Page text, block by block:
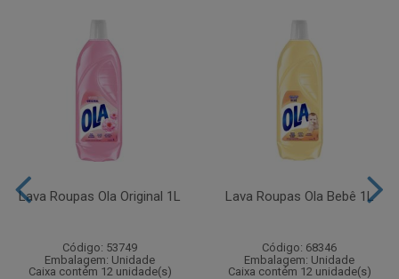
Lava Roupas Ola Original 1L
Código: 53749
Embalagem: Unidade
Caixa contém 12 unidade(s)
Lava Roupas Ola Bebê 1L
Código: 68346
Embalagem: Unidade
Caixa contém 12 unidade(s)